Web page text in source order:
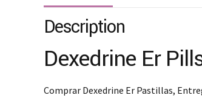
Description
Dexedrine Er
Comprar Dexedrine Er Pastillas,